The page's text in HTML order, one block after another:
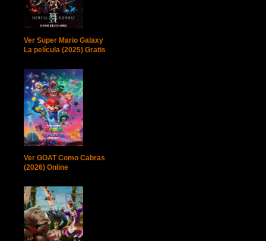
Ver Super Mario Galaxy
La película (2025) Gratis
Ver GOAT Como Cabras
(2026) Online